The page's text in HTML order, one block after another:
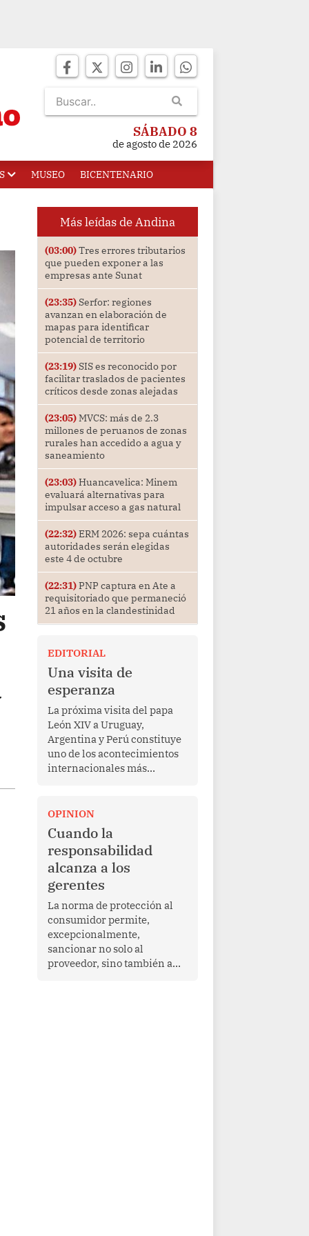
SÁBADO 8
de agosto de 2026
MUSEO BICENTENARIO
Más leídas de Andina
(03:00)Tres errores tributarios
que pueden exponer a las
empresas ante Sunat
(23:35)Serfor: regiones
avanzan en elaboración de
mapas para identificar
potencial de territorio
(23:19)SIS es reconocido por
facilitar traslados de pacientes
críticos desde zonas alejadas
(23:05)MVCS: más de 2.3
millones de peruanos de zonas
rurales han accedido a agua y
saneamiento
(23:03)Huancavelica: Minem
evaluará alternativas para
impulsar acceso a gas natural
(22:32)ERM 2026: sepa cuántas
autoridades serán elegidas
este 4 de octubre
(22:31)PNP captura en Ate a
requisitoriado que permaneció
21 años en la clandestinidad
EDITORIAL
Una visita de
esperanza
La próxima visita del papa
León XIV a Uruguay,
Argentina y Perú constituye
uno de los acontecimientos
internacionales más
Más allá de su dimensión
religiosa, esta gira
representa una oportunidad
para reafirmar el valor del
diálogo, fortalecer los
vínculos entre los pueblos y
proyectar una imagen de
cooperación en una región
que enfrenta desafíos en
materia de desarrollo,
cohesión social y
gobernabilidad.
OPINION
Cuando la
responsabilidad
alcanza a los
gerentes
La norma de protección al
consumidor permite,
excepcionalmente,
sancionar no solo al
proveedor, sino también a